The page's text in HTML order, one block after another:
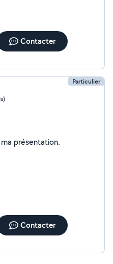
Contacter
Particulier
Je n'ai pas encore renseigné ma présentation.
Contacter